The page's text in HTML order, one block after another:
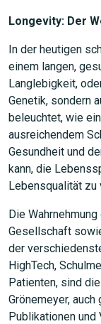
Longevity: Der
In der heutigen
einem langen,
Langlebigkeit,
Genetik, sondern
beleuchtet, wie
ausreichendem
Gesundheit und
kann, die
Lebensqualität zu
Die
Gesellschaft
der
HighTech,
Patienten, sind
Grönemeyer,
Publikationen und